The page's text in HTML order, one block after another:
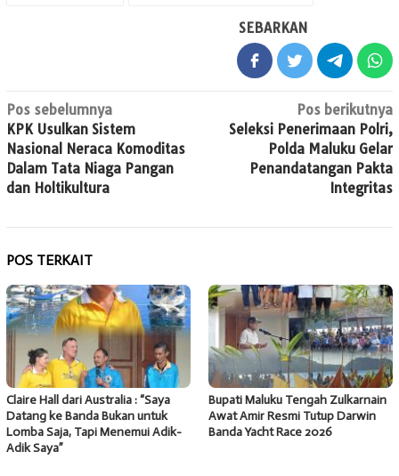
SEBARKAN
Navigasi
pos
Pos sebelumnya
KPK Usulkan Sistem
Nasional Neraca Komoditas
Dalam Tata Niaga Pangan
dan Holtikultura
Pos berikutnya
Seleksi Penerimaan Polri,
Polda Maluku Gelar
Penandatangan Pakta
Integritas
POS TERKAIT
Claire Hall dari Australia : “Saya
Datang ke Banda Bukan untuk
Lomba Saja, Tapi Menemui Adik-
Adik Saya”
Bupati Maluku Tengah Zulkarnain
Awat Amir Resmi Tutup Darwin
Banda Yacht Race 2026